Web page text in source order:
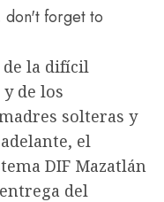
don't forget to
de la difícil
de los
solteras y
el
DIF Mazatlán
del